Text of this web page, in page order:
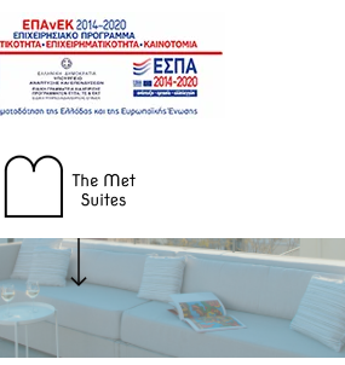
The Met Lux